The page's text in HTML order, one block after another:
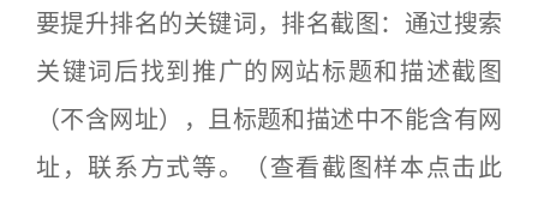
要提升排名的关键词，排名截图：通过搜索
关键词后找到推广的网站标题和描述截图
（不含网址），且标题和描述中不能含有网
址，联系方式等。（查看截图样本点击此